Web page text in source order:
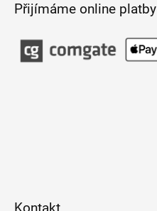
Přijímáme online platby